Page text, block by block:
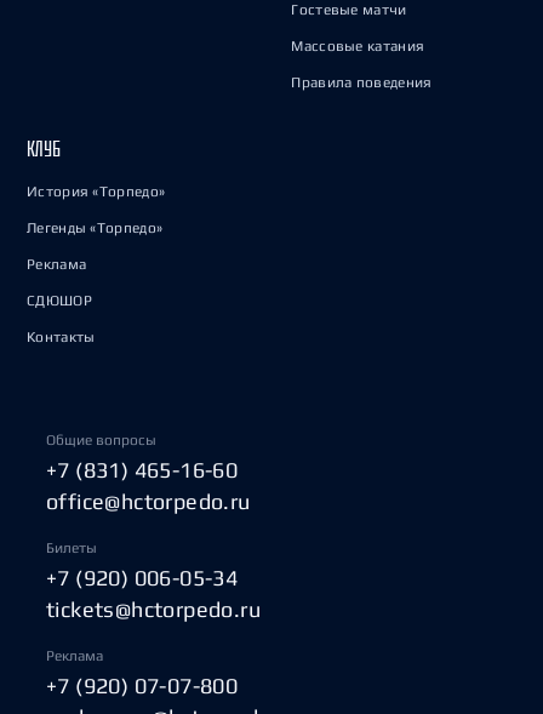
Гостевые матчи
Массовые катания
Правила поведения
КЛУБ
История «Торпедо»
Легенды «Торпедо»
Реклама
СДЮШОР
Контакты
Общие вопросы
+7 (831) 465-16-60
office@hctorpedo.ru
Билеты
+7 (920) 006-05-34
tickets@hctorpedo.ru
Реклама
+7 (920) 07-07-800